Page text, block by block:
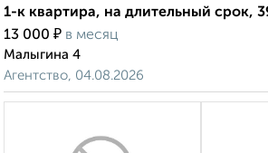
1-к квартира, на длительный срок,
13 000 ₽ в месяц
Малыгина 4
Агентство, 04.08.2026